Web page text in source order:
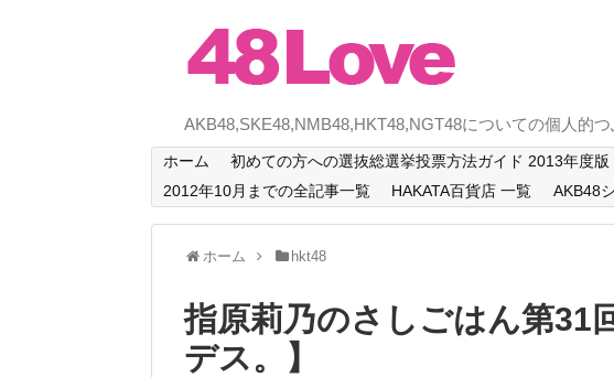
AKB48,SKE48,NMB48,HKT48,NGT48についての個人的つ
ホーム 初めての方への選抜総選挙投票方法ガイド 2013年度版
2012年10月までの全記事一覧
HAKATA百貨店 一覧 AKB48
ホーム hkt48
指原莉乃のさしごはん第31
デス。】